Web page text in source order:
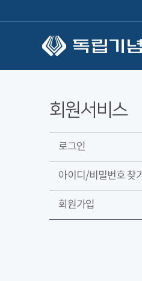
회원서비스
로그인
아이디/비밀번호 찾기
회원가입